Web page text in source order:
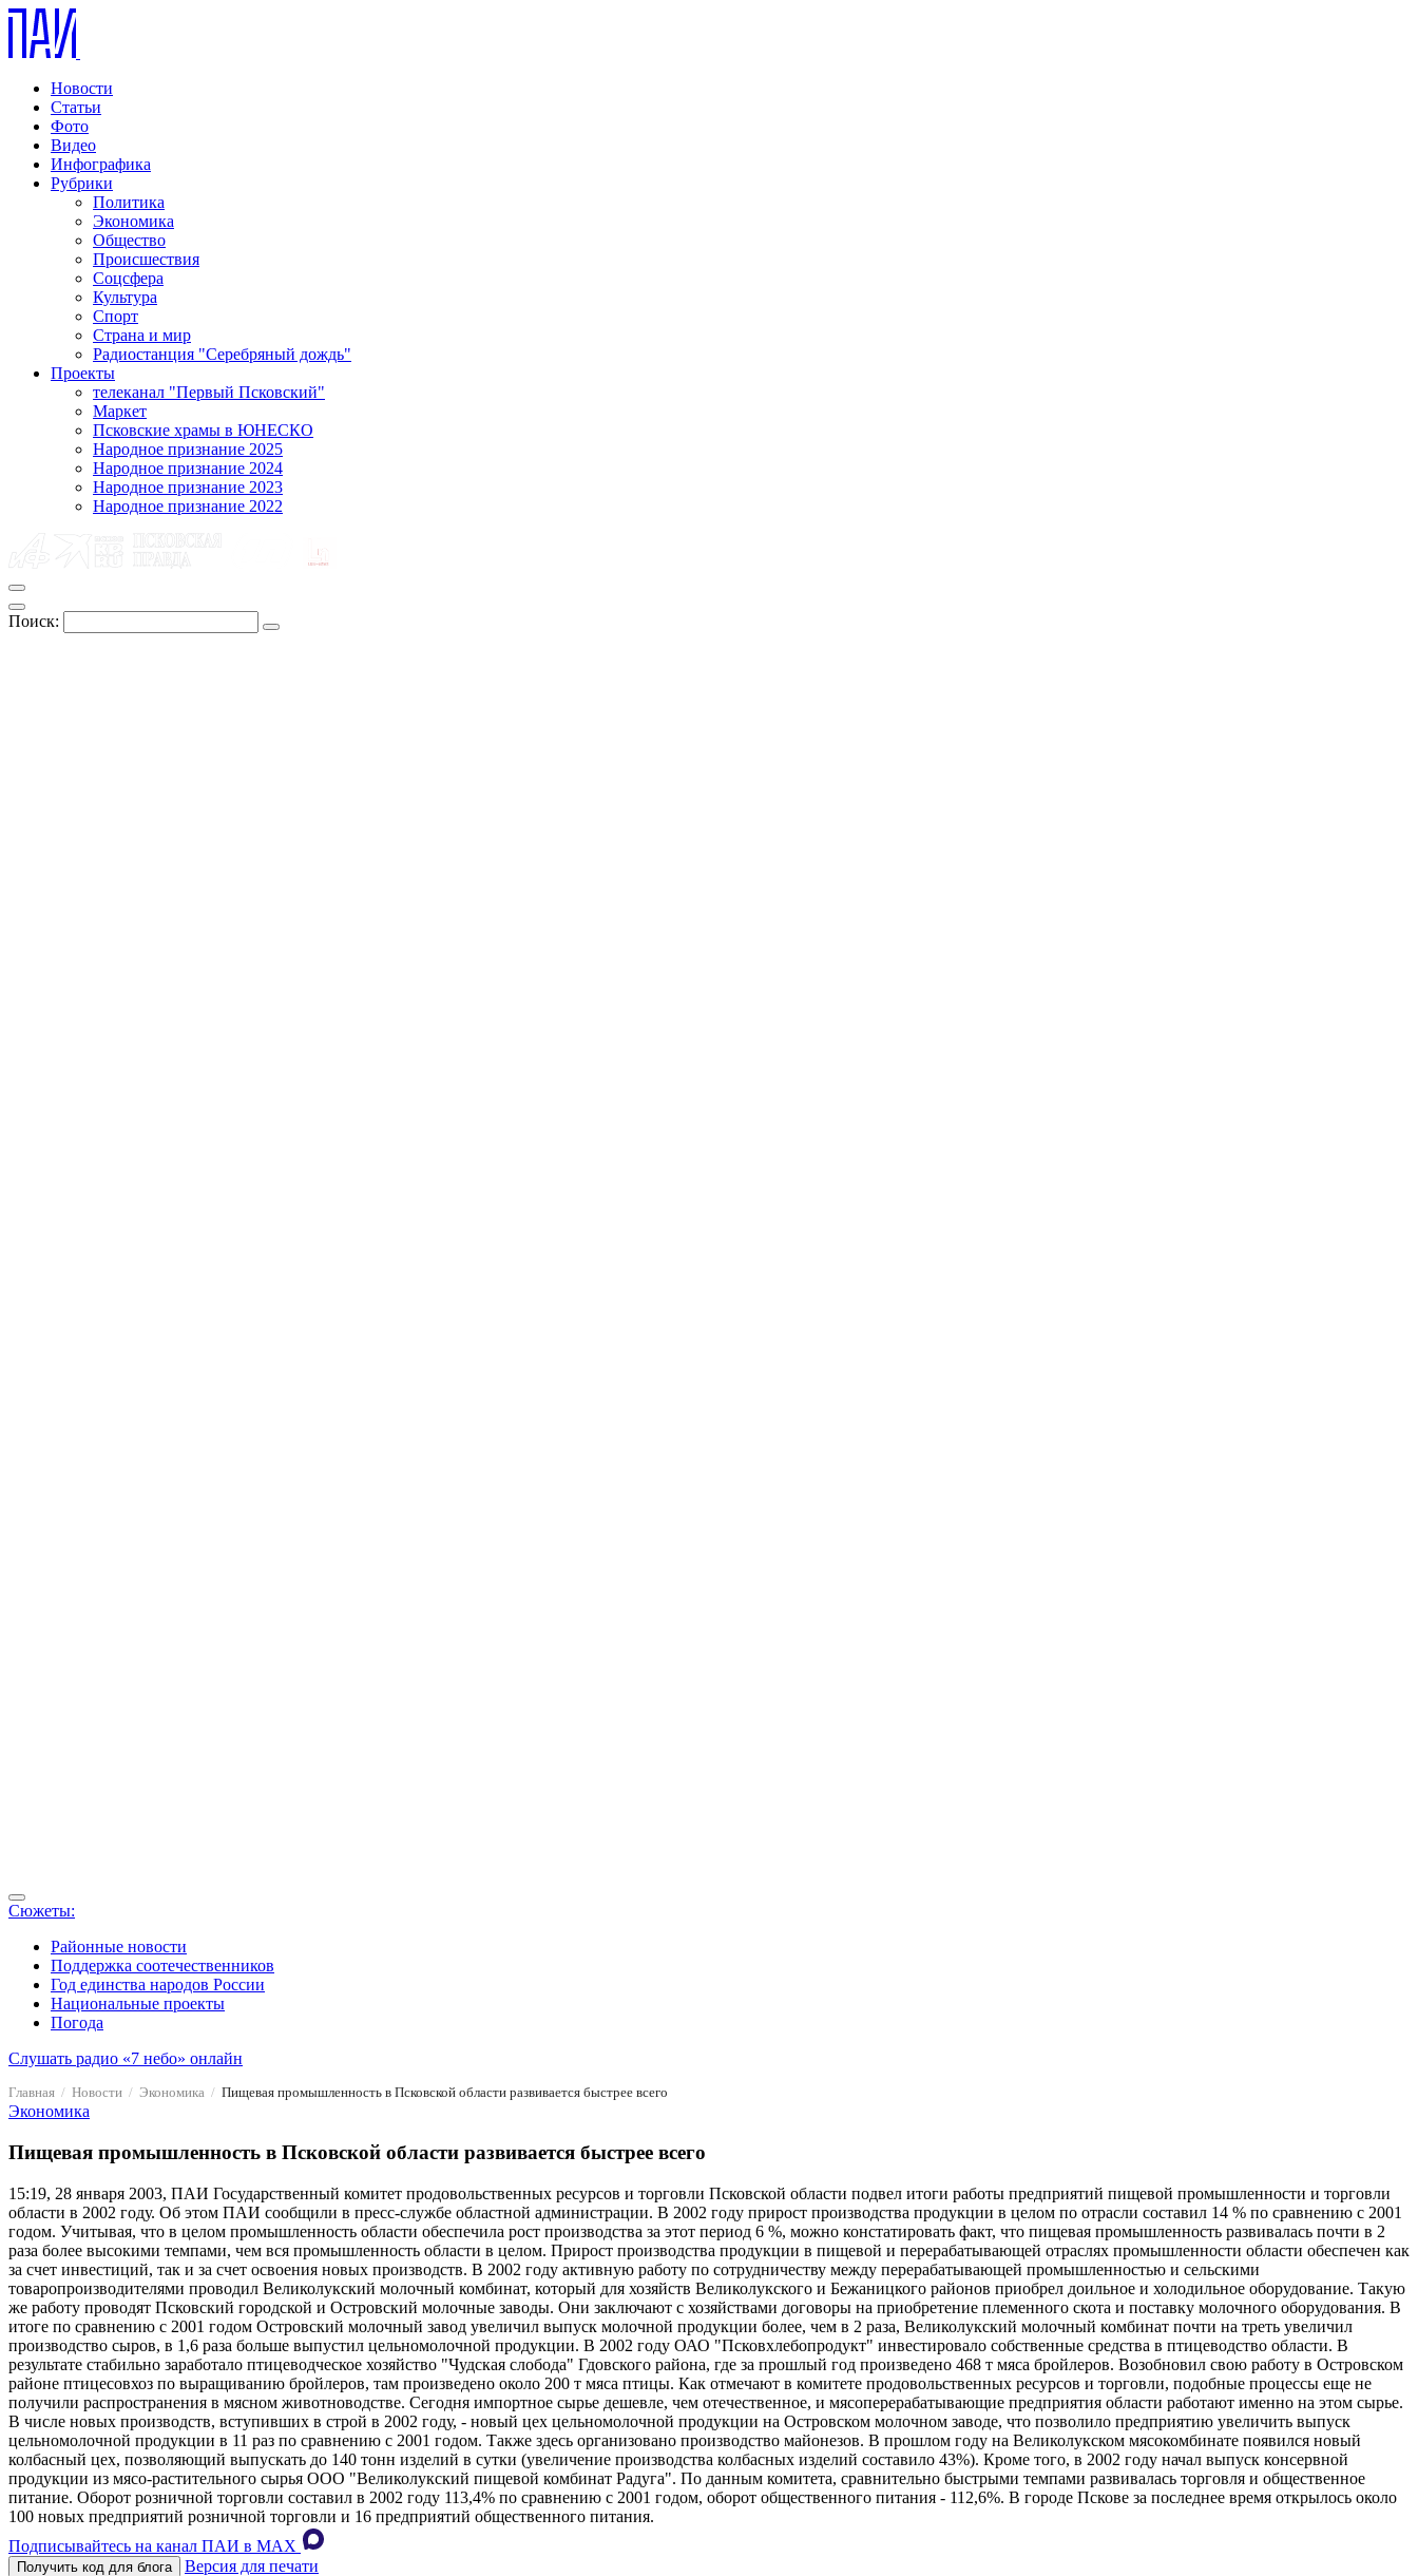
Новости
Статьи
Фото
Видео
Инфографика
Рубрики
Политика
Экономика
Общество
Происшествия
Соцсфера
Культура
Спорт
Страна и мир
Радиостанция "Серебряный дождь"
Проекты
телеканал "Первый Псковский"
Маркет
Псковские храмы в ЮНЕСКО
Народное признание 2025
Народное признание 2024
Народное признание 2023
Народное признание 2022
Поиск:
Сюжеты:
Районные новости
Поддержка соотечественников
Год единства народов России
Национальные проекты
Погода
Слушать радио «7 небо» онлайн
Главная Новости Экономика Пищевая промышленность в Псковской области развивается быстрее всего
Экономика
Пищевая промышленность в Псковской области развивается быстрее всего
15:19, 28 января 2003, ПАИ Государственный комитет продовольственных ресурсов и торговли Псковской области подвел итоги работы предприятий пищевой промышленности и торговли
области в 2002 году. Об этом ПАИ сообщили в пресс-службе областной администрации. В 2002 году прирост производства продукции в целом по отрасли составил 14 % по сравнению с 2001
годом. Учитывая, что в целом промышленность области обеспечила рост производства за этот период 6 %, можно констатировать факт, что пищевая промышленность развивалась почти в 2
раза более высокими темпами, чем вся промышленность области в целом. Прирост производства продукции в пищевой и перерабатывающей отраслях промышленности области обеспечен как
за счет инвестиций, так и за счет освоения новых производств. В 2002 году активную работу по сотрудничеству между перерабатывающей промышленностью и сельскими
товаропроизводителями проводил Великолукский молочный комбинат, который для хозяйств Великолукского и Бежаницкого районов приобрел доильное и холодильное оборудование. Такую
же работу проводят Псковский городской и Островский молочные заводы. Они заключают с хозяйствами договоры на приобретение племенного скота и поставку молочного оборудования. В
итоге по сравнению с 2001 годом Островский молочный завод увеличил выпуск молочной продукции более, чем в 2 раза, Великолукский молочный комбинат почти на треть увеличил
производство сыров, в 1,6 раза больше выпустил цельномолочной продукции. В 2002 году ОАО "Псковхлебопродукт" инвестировало собственные средства в птицеводство области. В
результате стабильно заработало птицеводческое хозяйство "Чудская слобода" Гдовского района, где за прошлый год произведено 468 т мяса бройлеров. Возобновил свою работу в Островском
районе птицесовхоз по выращиванию бройлеров, там произведено около 200 т мяса птицы. Как отмечают в комитете продовольственных ресурсов и торговли, подобные процессы еще не
получили распространения в мясном животноводстве. Сегодня импортное сырье дешевле, чем отечественное, и мясоперерабатывающие предприятия области работают именно на этом сырье.
В числе новых производств, вступивших в строй в 2002 году, - новый цех цельномолочной продукции на Островском молочном заводе, что позволило предприятию увеличить выпуск
цельномолочной продукции в 11 раз по сравнению с 2001 годом. Также здесь организовано производство майонезов. В прошлом году на Великолукском мясокомбинате появился новый
колбасный цех, позволяющий выпускать до 140 тонн изделий в сутки (увеличение производства колбасных изделий составило 43%). Кроме того, в 2002 году начал выпуск консервной
продукции из мясо-растительного сырья ООО "Великолукский пищевой комбинат Радуга". По данным комитета, сравнительно быстрыми темпами развивалась торговля и общественное
питание. Оборот розничной торговли составил в 2002 году 113,4% по сравнению с 2001 годом, оборот общественного питания - 112,6%. В городе Пскове за последнее время открылось около
100 новых предприятий розничной торговли и 16 предприятий общественного питания.
Подписывайтесь на канал ПАИ в MAХ
Получить код для блога
Версия для печати